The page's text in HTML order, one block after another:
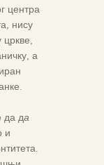
центра
нису
цркве,
а
да да
и